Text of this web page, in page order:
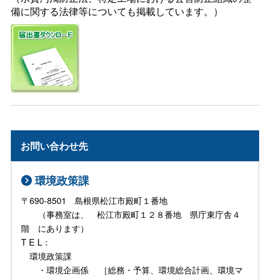
備に関する法律等についても掲載しています。）
お問い合わせ先
環境政策課
〒690-8501 島根県松江市殿町１番地
（事務室は、 松江市殿町１２８番地 県庁東庁舎４
階 にあります）
T E L：
環境政策課
・環境企画係 ［総務・予算、環境総合計画、環境マ